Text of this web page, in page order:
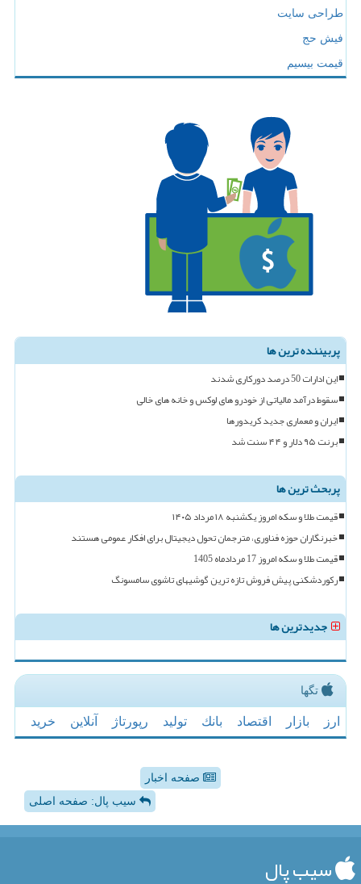
طراحی سایت
فیش حج
قیمت بیسیم
پربیننده ترین ها
این ادارات 50 درصد دورکاری شدند
سقوط درآمد مالیاتی از خودرو های لوکس و خانه های خالی
ایران و معماری جدید کریدورها
برنت ۹۵ دلار و ۴۴ سنت شد
پربحث ترین ها
قیمت طلا و سکه امروز یکشنبه ۱۸ مرداد ۱۴۰۵
خبرنگاران حوزه فناوری، مترجمان تحول دیجیتال برای افکار عمومی هستند
قیمت طلا و سکه امروز 17 مردادماه 1405
رکوردشکنی پیش فروش تازه ترین گوشیهای تاشوی سامسونگ
جدیدترین ها
تگها
ارز بازار اقتصاد بانك تولید رپورتاژ آنلاین خرید
صفحه اخبار
سیب پال: صفحه اصلی
سیب پال